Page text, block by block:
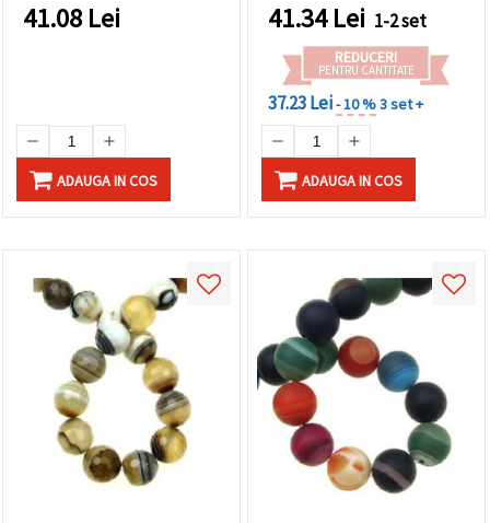
41.08 Lei
ADAUGA IN COS
41.34Lei 1-2 set
REDUCERI
PENTRU CANTITATE
37.23 Lei- 10 %3 set +
ADAUGA IN COS